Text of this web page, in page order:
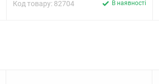
Код товару: 82704 В наявності